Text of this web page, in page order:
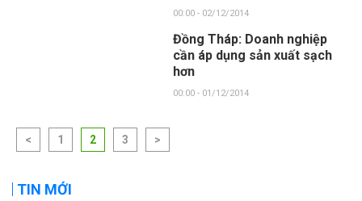
00:00 - 02/12/2014
Đồng Tháp: Doanh nghiệp
cần áp dụng sản xuất sạch
hơn
00:00 - 01/12/2014
< 1 2 3 >
TIN MỚI